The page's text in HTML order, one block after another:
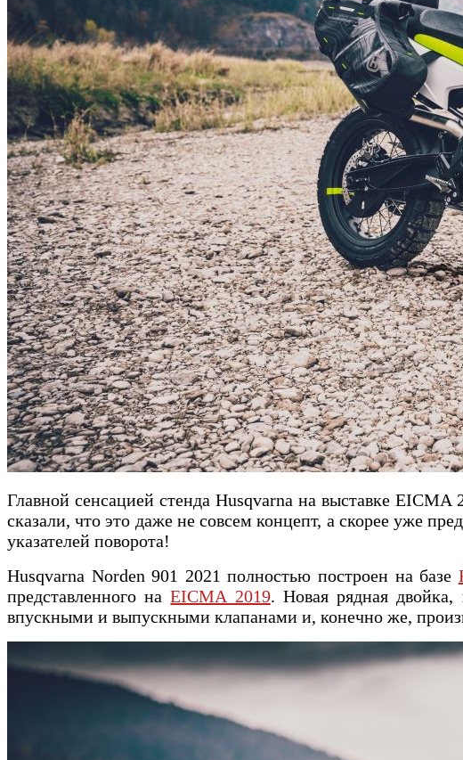
Главной сенсацией стенда Husqvarna на выставке
сказали, что это даже не совсем концепт, а скорее уже
указателей поворота!
Husqvarna Norden 901 2021 полностью построен на базе
представленного наEICMA 2019. Новая рядная двойка,
впускными и выпускными клапанами и, конечно же,